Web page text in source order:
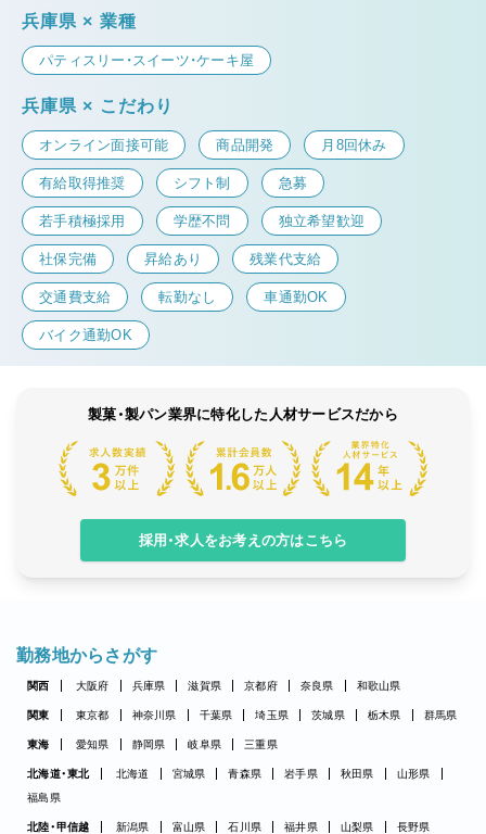
兵庫県 × 業種
パティスリー・スイーツ・ケーキ屋
兵庫県 × こだわり
オンライン面接可能 商品開発 月8回休み
有給取得推奨 シフト制 急募
若手積極採用 学歴不問 独立希望歓迎
社保完備 昇給あり 残業代支給
交通費支給 転勤なし 車通勤OK
バイク通勤OK
製菓・製パン業界に特化した人材サービスだから
採用・求人をお考えの方はこちら
勤務地からさがす
関西 大阪府 兵庫県 滋賀県 京都府 奈良県 和歌山県
関東 東京都 神奈川県 千葉県 埼玉県 茨城県 栃木県 群馬県
東海 愛知県 静岡県 岐阜県 三重県
北海道・東北 北海道 宮城県 青森県 岩手県 秋田県
山形県
福島県
北陸・甲信越 新潟県 富山県 石川県 福井県 山梨県 長野県